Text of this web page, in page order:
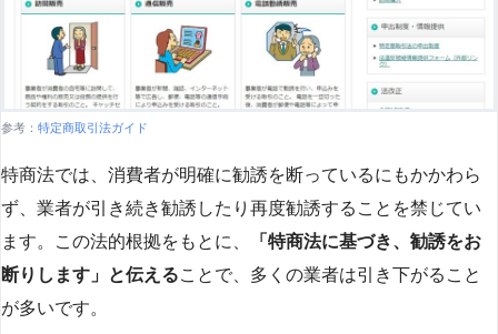
参考： 特定商取引法ガイド
特商法では、消費者が明確に勧誘を断っているにもかかわら
ず、業者が引き続き勧誘したり再度勧誘することを禁じてい
ます。この法的根拠をもとに、
「特商法に基づき、勧誘をお
断りします」と伝えることで、多くの業者は引き下がること
が多いです​​。